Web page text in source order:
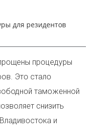
для резидентов
процедуры
Это стало
таможенной
снизить
и